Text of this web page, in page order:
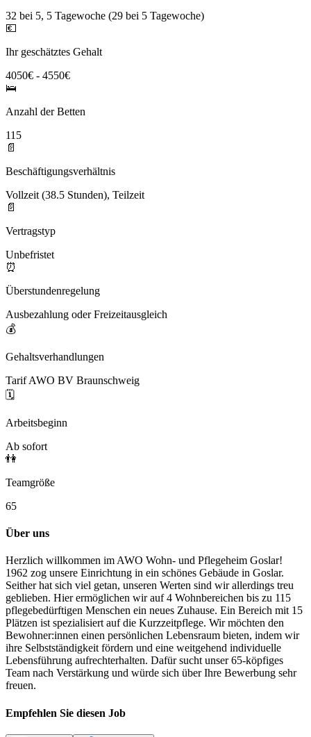
32 bei 5, 5 Tagewoche (29 bei 5 Tagewoche)
💶
Ihr geschätztes Gehalt
4050€ - 4550€
🛌
Anzahl der Betten
115
📄
Beschäftigungsverhältnis
Vollzeit (38.5 Stunden), Teilzeit
📄
Vertragstyp
Unbefristet
⏰
Überstundenregelung
Ausbezahlung oder Freizeitausgleich
💰
Gehaltsverhandlungen
Tarif AWO BV Braunschweig
🗓️
Arbeitsbeginn
Ab sofort
👫
Teamgröße
65
Über uns
Herzlich willkommen im AWO Wohn- und Pflegeheim Goslar!
1962 zog unsere Einrichtung in ein schönes Gebäude in Goslar.
Seither hat sich viel getan, unseren Werten sind wir allerdings treu
geblieben. Hier ermöglichen wir auf 4 Wohnbereichen bis zu 115
pflegebedürftigen Menschen ein neues Zuhause. Ein Bereich mit 15
Plätzen ist spezialisiert auf die Kurzzeitpflege. Wir möchten den
Bewohner:innen einen persönlichen Lebensraum bieten, indem wir
ihre Selbstständigkeit fördern und eine weitgehend individuelle
Lebensführung aufrechterhalten. Dafür sucht unser 65-köpfiges
Team nach Verstärkung und würde sich über Ihre Bewerbung sehr
freuen.
Empfehlen Sie diesen Job